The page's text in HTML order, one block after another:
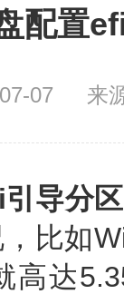
配置
07 来
导分
比如
高达